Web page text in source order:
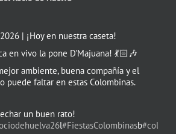
| ¡Hoy en nuestra caseta!
en vivo la pone D'Majuana! 💃🏻🎶
ambiente, buena compañía y el
puede faltar en estas Colombinas.
un buen rato!
l#FiestasColombinasb